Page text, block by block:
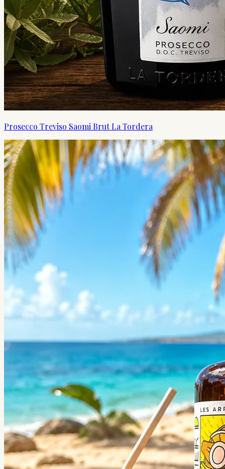
Prosecco Treviso Saomi Brut La Tordera